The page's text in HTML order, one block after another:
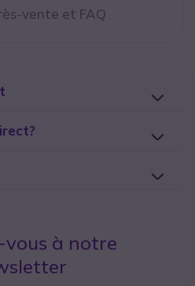
vente et FAQ
vous à notre